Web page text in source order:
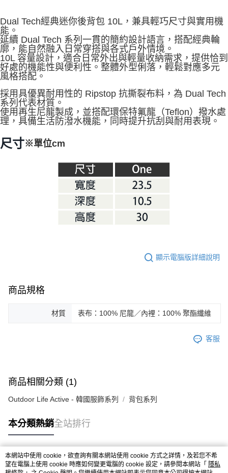
後付繳納相關費用。
※ 交易是否成功請以「AFTEE先享後付 」之結帳頁面顯示為準，若有關於
是否繳費成功／繳費後需取消欲退款等相關疑問，請聯繫「AFTEE先享後付
客戶支援中心」https://netprotections.freshdesk.com/support/home
【注意事項】
１．透過由恩沛科技股份有限公司提供之「AFTEE先享後付」服務完成之交
易，需依本服務之必要範圍內提供個人資料，並將交易相關給付款項請求債
權轉讓予恩沛科技股份有限公司。
２．關於個人資料處理事宜，請瀏覽以下網址：
https://aftee.tw/terms/#terms3
３．未成年的使用者請事先徵得法定代理人或監護人之同意方可使用
「AFTEE先享後付」，若未經同意申辦者引起之損失，本公司不負相關責
４．使用「AFTEE先享後付」時，將依據個別帳號之用戶狀況，依本公司即
請求用戶進行身份認證。
５．嚴禁一人註冊多個帳號或使用他人資訊註冊。若發現惡意使用之情形，
恩沛科技股份有限公司將有權停止該用戶之使用額度並採取法律行動。
Dual Tech經典迷你後背包 10L，兼具輕巧尺寸與實用機
能。
延續 Dual Tech 系列一貫的簡約設計語言，搭配經典輪
廓，能自然融入日常穿搭與各式戶外情境。
10L 容量設計，適合日常外出與輕量收納需求，提供恰到
好處的機能性與便利性。整體外型俐落，輕鬆對應多元
風格搭配。
採用具優異耐用性的 Ripstop 抗撕裂布料，為 Dual Tech
系列代表材質。
使用再生尼龍製成，並搭配環保特氟龍（Teflon）撥水處
理，具備生活防潑水機能，同時提升抗刮與耐用表現。
尺寸※單位cm
顯示電腦版詳細說明
商品規格
材質 表布：100% 尼龍／內裡：100% 聚酯纖維
客服
商品相關分類 (1)
Outdoor Life Active - 韓國服飾系列 背包系列
本分類熱銷全站排行
熱門標籤
本網站中使用 cookie，欲查詢有關本網站使用 cookie 方式之詳情，及若您不希
望在電腦上使用 cookie 時應如何變更電腦的 cookie 設定，請參閱本網站「 隱私